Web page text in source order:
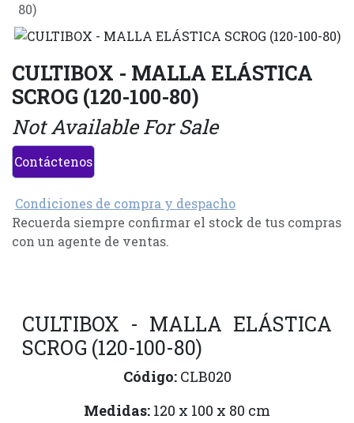
80)
CULTIBOX - MALLA ELÁSTICA
SCROG (120-100-80)
Not Available For Sale
Contáctenos
Condiciones de compra y despacho
Recuerda siempre confirmar el stock de tus compras
con un agente de ventas.
CULTIBOX - MALLA ELÁSTICA
SCROG (120-100-80)
Código:CLB020
Medidas: 120 x 100 x 80 cm